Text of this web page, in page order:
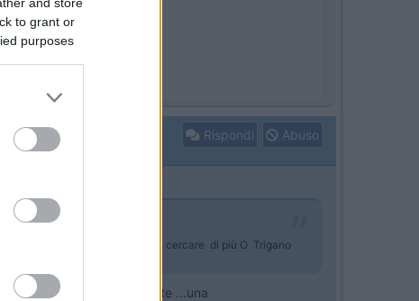
to grant or
purposes
Rispondi Abuso
a Tavarnelle cosa pensi di cercare di più O Trigano
la scheda ma niente ...una